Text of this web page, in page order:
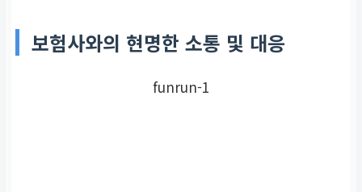
보험사와의 현명한 소통 및 대응
funrun-1